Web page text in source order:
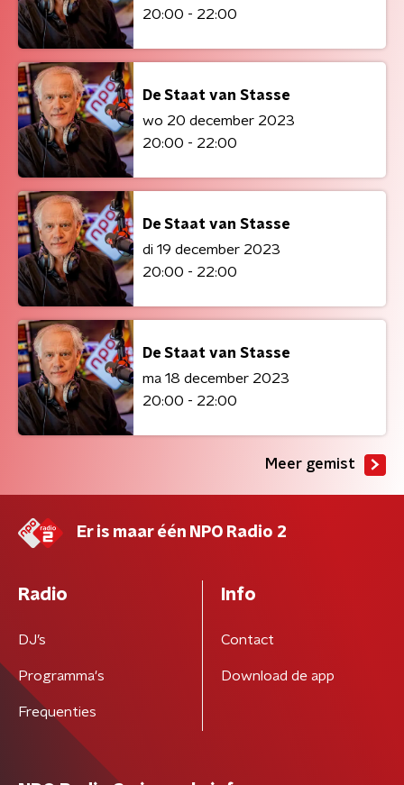
20:00 - 22:00
De Staat van Stasse
wo 20 december 2023
20:00 - 22:00
De Staat van Stasse
di 19 december 2023
20:00 - 22:00
De Staat van Stasse
ma 18 december 2023
20:00 - 22:00
Meer gemist
Er is maar één NPO Radio 2
Radio
DJ’s
Programma's
Frequenties
Info
Contact
Download de app